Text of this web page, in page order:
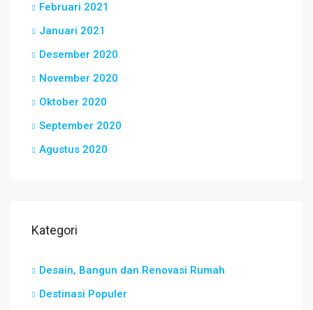
Februari 2021
Januari 2021
Desember 2020
November 2020
Oktober 2020
September 2020
Agustus 2020
Kategori
Desain, Bangun dan Renovasi Rumah
Destinasi Populer